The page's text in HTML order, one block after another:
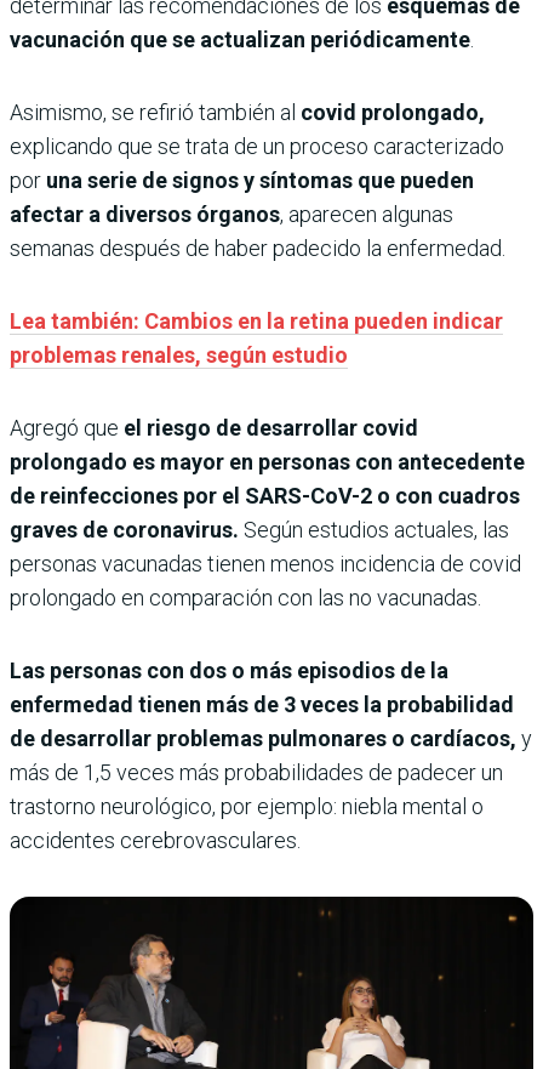
determinar las recomendaciones de los esquemas de
vacunación que se actualizan periódicamente
Asimismo, se refirió también al covid prolongado,
explicando que se trata de un proceso caracterizado
por una serie de signos y síntomas que pueden
afectar a diversos órganos, aparecen algunas
semanas después de haber padecido la enfermedad.
Lea también: Cambios en la retina pueden indicar
problemas renales, según estudio
Agregó que el riesgo de desarrollar covid
prolongado es mayor en personas con antecedente
de reinfecciones por el SARS-CoV-2 o con cuadros
graves de coronavirus. Según estudios actuales, las
personas vacunadas tienen menos incidencia de covid
prolongado en comparación con las no vacunadas.
Las personas con dos o más episodios de la
enfermedad tienen más de 3 veces la probabilidad
de desarrollar problemas pulmonares o cardíacos, y
más de 1,5 veces más probabilidades de padecer un
trastorno neurológico, por ejemplo: niebla mental o
accidentes cerebrovasculares.